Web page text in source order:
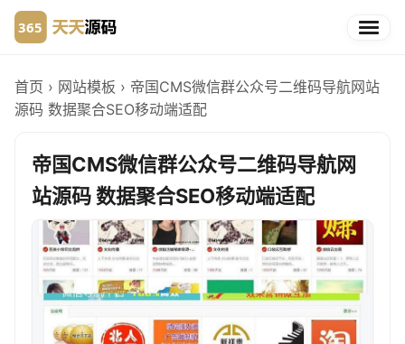
首页 › 网站模板 › 帝国CMS微信群公众号二维码导航网站
源码 数据聚合SEO移动端适配
帝国CMS微信群公众号二维码导航网
站源码 数据聚合SEO移动端适配